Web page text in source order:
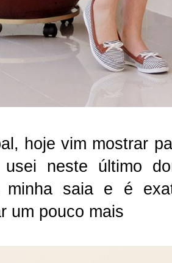
hoje vim mostrar
usei neste último
minha saia e é
um pouco mais